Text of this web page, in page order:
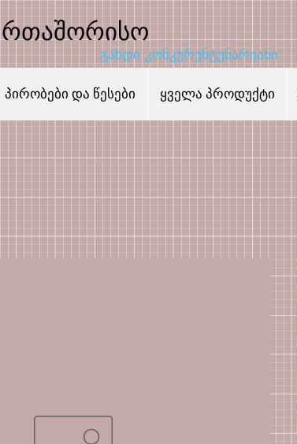
გახდი კონკურენტუნარიანი
პირობები და წესები ყველა პროდუქტი